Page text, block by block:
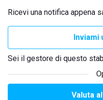
Ricevi una notifica appena
Inviami
Sei il gestore di questo
Valuta